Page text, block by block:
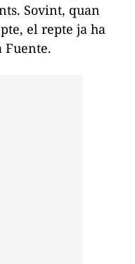
Sovint, quan
el repte ja ha
Fuente.